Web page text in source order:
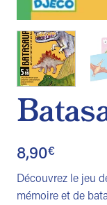
8,90€
Découvrez le jeu
mémoire et de